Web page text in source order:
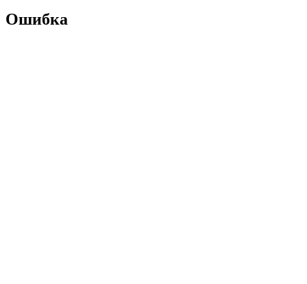
Ошибка